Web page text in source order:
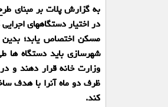
به گزارش پلات بر مبنای
در اختیار دستگاههای
مسکن اختصاص یابد؛
شهرسازی باید دستگاه
وزارت خانه قرار دهند و
ظرف دو ماه آنرا با هدف
کند.